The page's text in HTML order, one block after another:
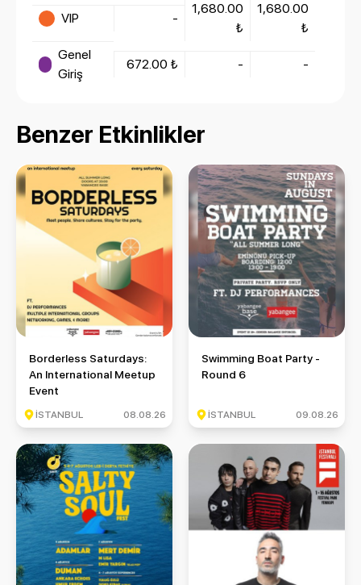
VIP -
1,680.00
₺
1,680.00
₺
Genel
Giriş
672.00 ₺ - -
Benzer Etkinlikler
Borderless Saturdays: An International Meetup Event
Borderless Saturdays:
An International Meetup
Event
İSTANBUL 08.08.26
Swimming Boat Party - Round
Swimming Boat Party -
Round 6
İSTANBUL 09.08.26